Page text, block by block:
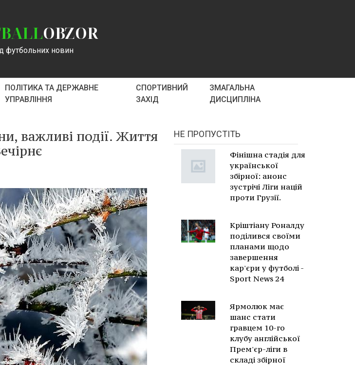
OBZOR
футбольних новин
ПОЛІТИКА ТА ДЕРЖАВНЕ
УПРАВЛІННЯ
СПОРТИВНИЙ
ЗАХІД
ЗМАГАЛЬНА
ДИСЦИПЛІНА
важливі події. Життя
НЕ ПРОПУСТІТЬ
Фінішна стадія для
української
збірної: анонс
зустрічі Ліги націй
проти Грузії.
Кріштіану Роналду
поділився своїми
планами щодо
завершення
кар'єри у футболі -
Sport News 24
Ярмолюк має
шанс стати
гравцем 10-го
клубу англійської
Прем'єр-ліги в
складі збірної